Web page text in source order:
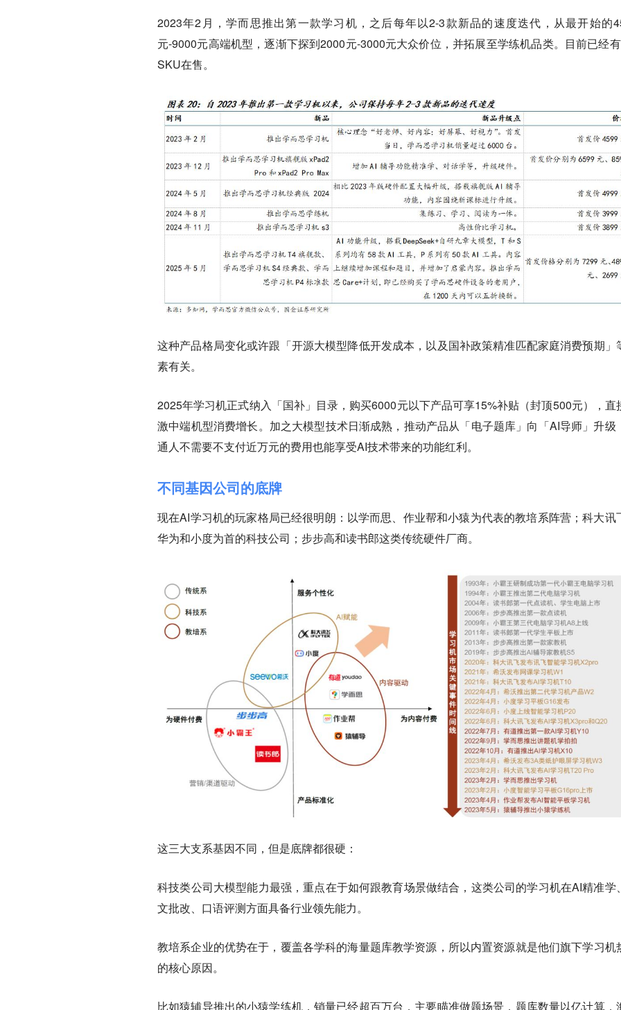
2023年2月，学而思推出第一款学习机，之后每年以2-3款新品的速度迭代，从最开始的
元-9000元高端机型，逐渐下探到2000元-3000元大众价位，并拓展至学练机品类。目前已经
SKU在售。
这种产品格局变化或许跟「开源大模型降低开发成本，以及国补政策精准匹配家庭消费预期」
素有关。
2025年学习机正式纳入「国补」目录，购买6000元以下产品可享15%补贴（封顶500元），直
激中端机型消费增长。加之大模型技术日渐成熟，推动产品从「电子题库」向「AI导师」升级
通人不需要不支付近万元的费用也能享受AI技术带来的功能红利。
不同基因公司的底牌
现在AI学习机的玩家格局已经很明朗：以学而思、作业帮和小猿为代表的教培系阵营；科大讯
华为和小度为首的科技公司；步步高和读书郎这类传统硬件厂商。
这三大支系基因不同，但是底牌都很硬：
科技类公司大模型能力最强，重点在于如何跟教育场景做结合，这类公司的学习机在AI精准学
文批改、口语评测方面具备行业领先能力。
教培系企业的优势在于，覆盖各学科的海量题库教学资源，所以内置资源就是他们旗下学习机
的核心原因。
比如猿辅导推出的小猿学练机，销量已经超百万台，主要瞄准做题场景，题库数量以亿计算，